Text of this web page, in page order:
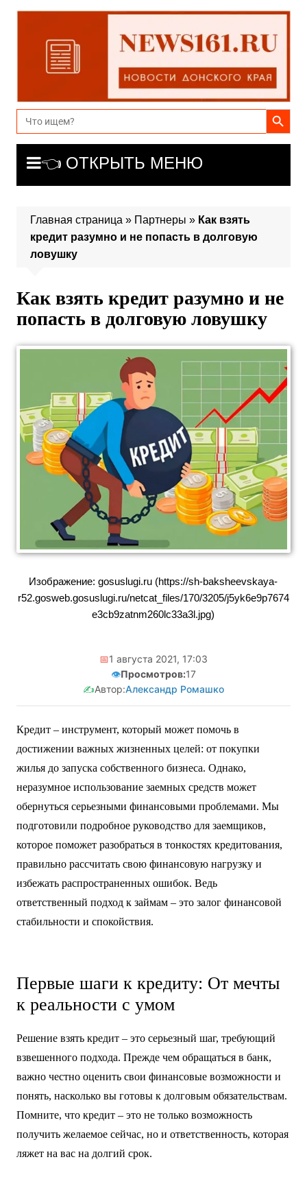
Перейти
содержимому
Search
for:
Search Button
👈 ОТКРЫТЬ МЕНЮ
Главная страница » Партнеры » Как взять
кредит разумно и не попасть в долговую
ловушку
Как взять кредит разумно и не
попасть в долговую ловушку
Изображение: gosuslugi.ru (https://sh-baksheevskaya-
r52.gosweb.gosuslugi.ru/netcat_files/170/3205/j5yk6e9p7674
e3cb9zatnm260lc33a3l.jpg)
📅1 августа 2021, 17:03
👁️Просмотров:17
✍️Автор:Александр Ромашко
Кредит – инструмент, который может помочь в
достижении важных жизненных целей: от покупки
жилья до запуска собственного бизнеса. Однако,
неразумное использование заемных средств может
обернуться серьезными финансовыми проблемами. Мы
подготовили подробное руководство для заемщиков,
которое поможет разобраться в тонкостях кредитования,
правильно рассчитать свою финансовую нагрузку и
избежать распространенных ошибок. Ведь
ответственный подход к займам – это залог финансовой
стабильности и спокойствия.
Оформить заявку на карту
Реклама. ООО «ОЗОН Банк». ИНН 9703077050.
ADLVwa2EeAfT1KcczwC8jV6DkfVLRNjng2zan577Kxwsj6Rm8krAAYo
Первые шаги к кредиту: От мечты
к реальности с умом
Решение взять кредит – это серьезный шаг, требующий
взвешенного подхода. Прежде чем обращаться в банк,